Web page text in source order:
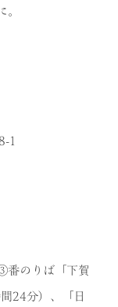
。
1
番のりば「下賀
24分）、「日